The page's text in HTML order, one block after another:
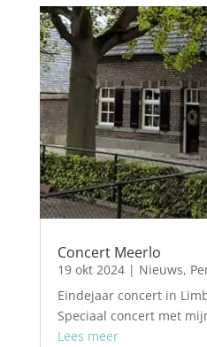
Concert Meerlo
19 okt 2024| Nieuws,
Eindejaar concert in
Speciaal concert met
Lees meer